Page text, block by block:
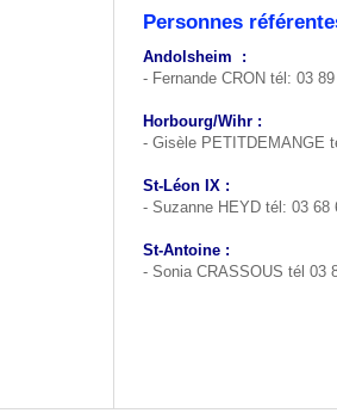
Personnes
Andolsheim :
- Fernande CRON tél: 03
Horbourg/Wihr :
- Gisèle PETITDEMANGE
St-Léon IX :
- Suzanne HEYD tél: 03 68
St-Antoine :
- Sonia CRASSOUS tél 03